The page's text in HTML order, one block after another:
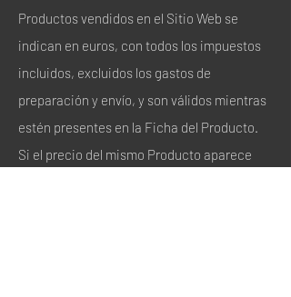
Productos vendidos en el Sitio Web se
indican en euros, con todos los impuestos
incluidos, excluidos los gastos de
preparación y envío, y son válidos mientras
estén presentes en la Ficha del Producto.
Si el precio del mismo Producto aparece